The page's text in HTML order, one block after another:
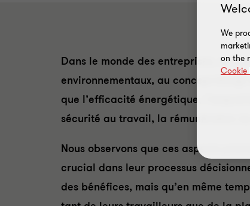
Dans le monde des entreprises, on
environnementaux, au concept élargi
que l’efficacité énergétique,
sécurité au travail, la rémunération
Nous observons que ces aspects
crucial dans leur processus
des bénéfices, mais qu’en même
We
on the
Cookie